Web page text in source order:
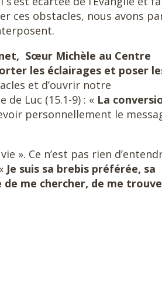
ces obstacles, nous avons
Sœur Michèle au Centre
les éclairages et poser
et d’ouvrir notre
de Luc (15.1-9) : « La
personnellement le
». Ce n’est pas rien
Je suis sa brebis préférée, sa
de me chercher, de me